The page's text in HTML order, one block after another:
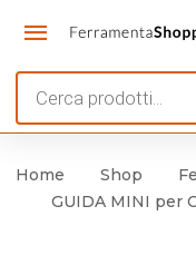
search
Home Shop
GUIDA MINI per